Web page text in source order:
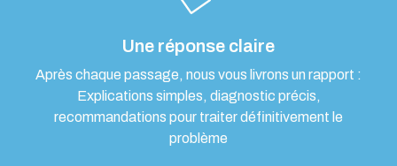
Une réponse claire
Après chaque passage, nous vous livrons un rapport :
Explications simples, diagnostic précis,
recommandations pour traiter définitivement le
problème